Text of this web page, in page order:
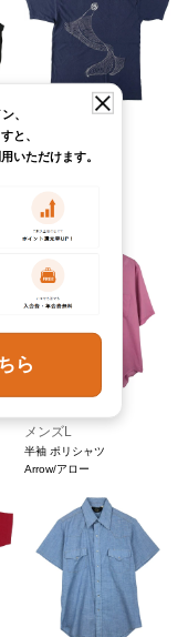
¥
メンズXL
メンズL
半袖 ポリシャツ
Arrow/アロー
、
と、
いただけます。
ら